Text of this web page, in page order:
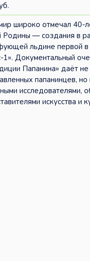
широко отмечал 40-
Родины — создания в
льдине первой в
1». Документальный
Папанина» даёт
папанинцев,
исследователями,
искусства и